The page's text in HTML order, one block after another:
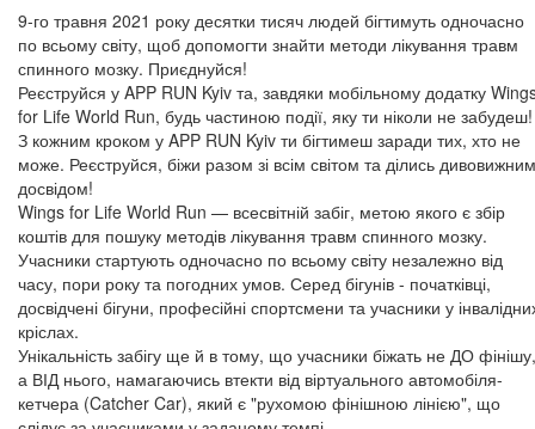
9-го травня 2021 року десятки тисяч людей бігтимуть одночасно
по всьому світу, щоб допомогти знайти методи лікування травм
спинного мозку. Приєднуйся!
Реєструйся у APP RUN Kyiv та, завдяки мобільному додатку
for Life World Run, будь частиною події, яку ти ніколи не забудеш!
З кожним кроком у APP RUN Kyiv ти бігтимеш заради тих, хто не
може. Реєструйся, біжи разом зі всім світом та ділись дивовижним
досвідом!
Wings for Life World Run — всесвітній забіг, метою якого є збір
коштів для пошуку методів лікування травм спинного мозку.
Учасники стартують одночасно по всьому світу незалежно від
часу, пори року та погодних умов. Серед бігунів - початківці,
досвідчені бігуни, професійні спортсмени та учасники у
кріслах.
Унікальність забігу ще й в тому, що учасники біжать не ДО фінішу,
а ВІД нього, намагаючись втекти від віртуального автомобіля-
кетчера (Catcher Car), який є "рухомою фінішною лінією", що